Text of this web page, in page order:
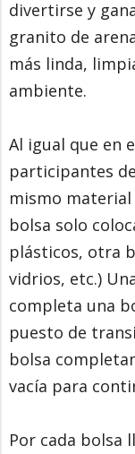
divertirse y
granito de
más linda,
ambiente.
Al igual que en
participantes
mismo
bolsa solo
plásticos, otra
vidrios, etc.)
completa una
puesto de
bolsa
vacía para
Por cada bolsa